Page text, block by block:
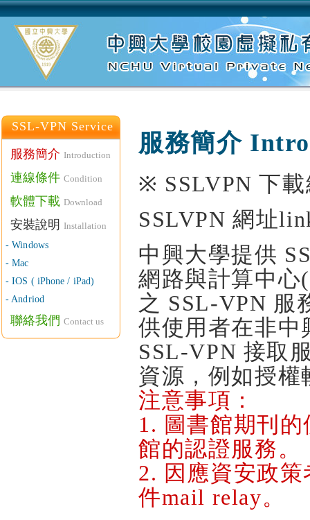
SSL-VPN Service
服務簡介 Introduction
連線條件 Condition
軟體下載 Download
安裝說明 Installation
- Windows
- Mac
- IOS ( iPhone / iPad)
- Andriod
聯絡我們 Contact us
服務簡介
※ SSLVPN 下
SSLVPN 網址
中興大學提供
網路與計算中心
之 SSL-VPN 服
供使用者在非中
SSL-VPN 接取
資源，例如授
注意事項：
1. 圖書館期刊
館的認證服務。
2. 因應資安政
件mail relay。